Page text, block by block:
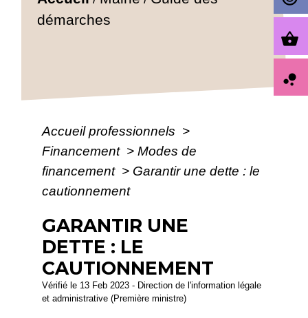
démarches
Accueil professionnels >
Financement > Modes de
financement > Garantir une dette : le
cautionnement
GARANTIR UNE
DETTE : LE
CAUTIONNEMENT
Vérifié le 13 Feb 2023 - Direction de l'information légale
et administrative (Première ministre)
shopping_basket
bubble_chart